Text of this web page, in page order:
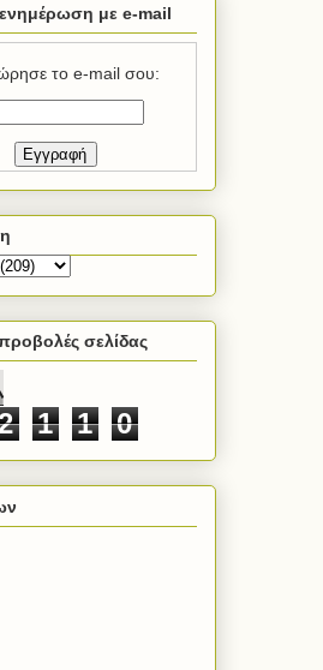
με e-mail
το e-mail σου:
σελίδας
1 1
0